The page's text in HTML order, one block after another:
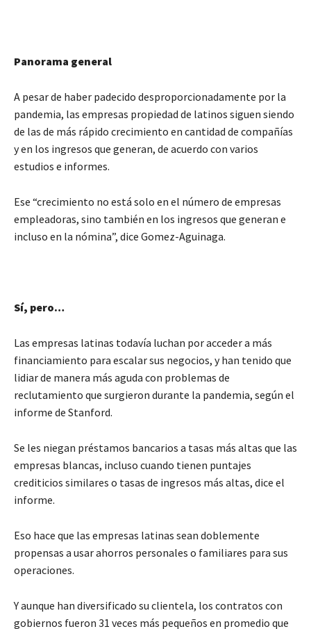
Panorama general
A pesar de haber padecido desproporcionadamente por la
pandemia, las empresas propiedad de latinos siguen siendo
de las de más rápido crecimiento en cantidad de compañías
y en los ingresos que generan, de acuerdo con varios
estudios e informes.
Ese “crecimiento no está solo en el número de empresas
empleadoras, sino también en los ingresos que generan e
incluso en la nómina”, dice Gomez-Aguinaga.
Sí, pero…
Las empresas latinas todavía luchan por acceder a más
financiamiento para escalar sus negocios, y han tenido que
lidiar de manera más aguda con problemas de
reclutamiento que surgieron durante la pandemia, según el
informe de Stanford.
Se les niegan préstamos bancarios a tasas más altas que las
empresas blancas, incluso cuando tienen puntajes
crediticios similares o tasas de ingresos más altas, dice el
informe.
Eso hace que las empresas latinas sean doblemente
propensas a usar ahorros personales o familiares para sus
operaciones.
Y aunque han diversificado su clientela, los contratos con
gobiernos fueron 31 veces más pequeños en promedio que